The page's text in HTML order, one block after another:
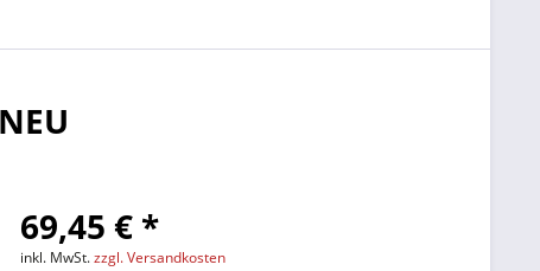
69,45 € *
inkl. MwSt.zzgl. Versandkosten